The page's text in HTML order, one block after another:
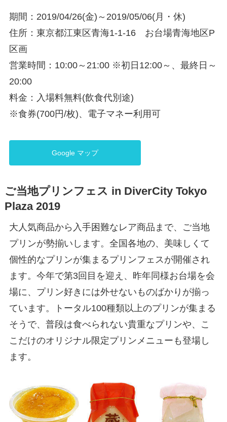
期間：2019/04/26(金)～2019/05/06(月・休)
住所：東京都江東区青海1-1-16 お台場青海地区P
区画
営業時間：10:00～21:00 ※初日12:00～、最終日～
20:00
料金：入場料無料(飲食代別途)
※食券(700円/枚)、電子マネー利用可
Google マップ
ご当地プリンフェス in DiverCity Tokyo
Plaza 2019
大人気商品から入手困難なレア商品まで、ご当地
プリンが勢揃いします。全国各地の、美味しくて
個性的なプリンが集まるプリンフェスが開催され
ます。今年で第3回目を迎え、昨年同様お台場を会
場に、プリン好きには外せないものばかりが揃っ
ています。トータル100種類以上のプリンが集まる
そうで、普段は食べられない貴重なプリンや、こ
こだけのオリジナル限定プリンメニューも登場し
ます。